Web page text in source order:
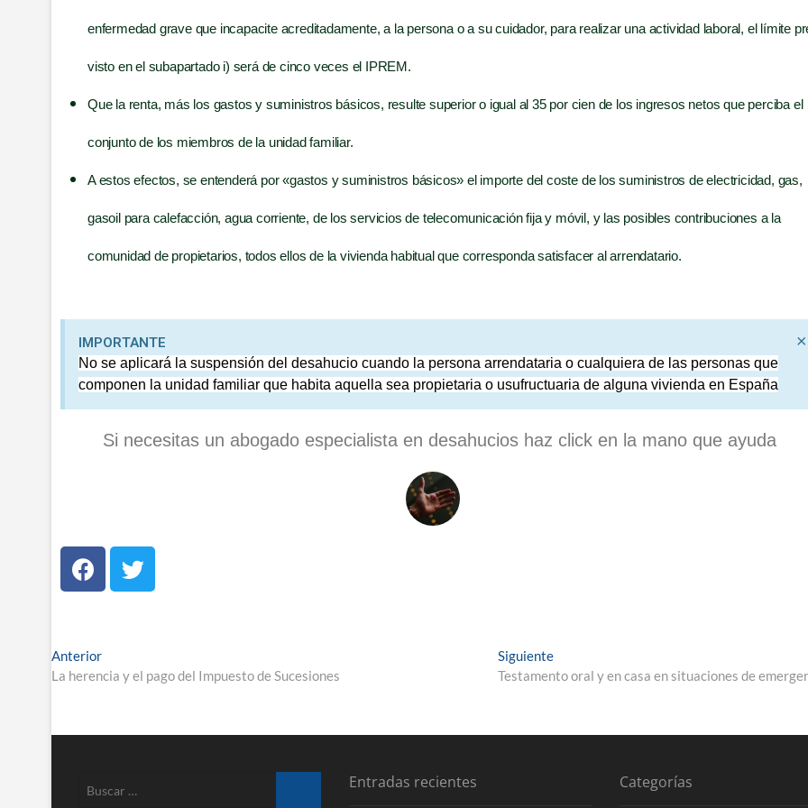
enfer­me­dad gra­ve que inca­pa­ci­te acre­di­ta­da­men­te, a la per­so­na o a su cui­da­dor, para rea­li­zar una acti­vi­dad labo­ral, el lími­te
vis­to en el subapar­ta­do i) será de cin­co veces el IPREM.
Que la ren­ta, más los gas­tos y sumi­nis­tros bási­cos, resul­te supe­rior o igual al 35 por cien de los ingre­sos netos que per­ci­ba el
con­jun­to de los miem­bros de la uni­dad familiar.
A estos efec­tos, se enten­de­rá por «gas­tos y sumi­nis­tros bási­cos» el impor­te del cos­te de los sumi­nis­tros de elec­tri­ci­dad, gas,
gasoil para cale­fac­ción, agua corrien­te, de los ser­vi­cios de tele­co­mu­ni­ca­ción fija y móvil, y las posi­bles con­tri­bu­cio­nes a la
comu­ni­dad de pro­pie­ta­rios, todos ellos de la vivien­da habi­tual que corres­pon­da satis­fa­cer al arrendatario.
IMPORTANTE
No se apli­ca­rá la sus­pen­sión del desahu­cio cuan­do la per­so­na arren­da­ta­ria o cual­quie­ra de las per­so­nas que
com­po­nen la uni­dad fami­liar que habi­ta aque­lla sea pro­pie­ta­ria o usu­fruc­tua­ria de algu­na vivien­da en España
×
Si nece­si­tas un abo­ga­do espe­cia­lis­ta en desahu­cios haz click en la mano que ayuda
Anterior
La herencia y el pago del Impuesto de Sucesiones
Siguiente
Testamento oral y en casa en situaciones de
Entradas recientes Categorías